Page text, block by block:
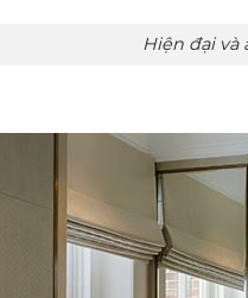
và ấm cúng với